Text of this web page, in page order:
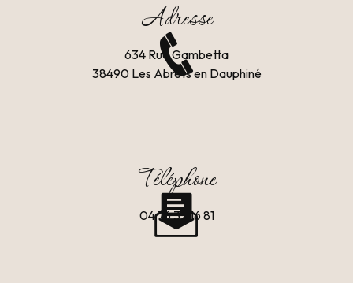
Adresse
634 Rue Gambetta
38490 Les Abrets en Dauphiné
Téléphone
04 76 32 16 81